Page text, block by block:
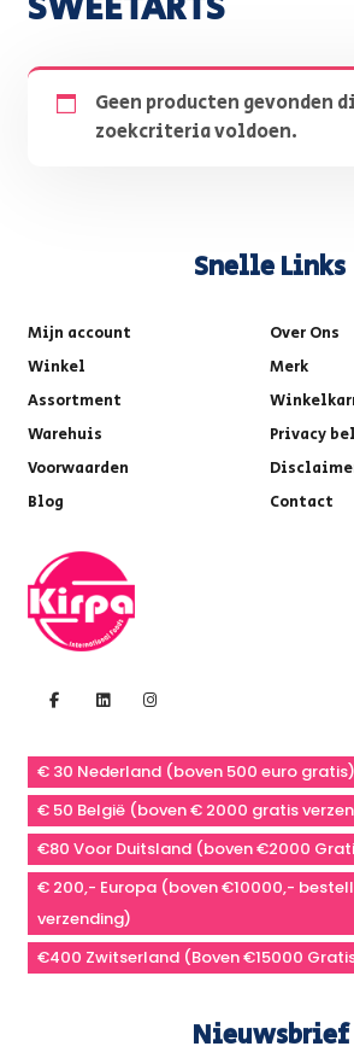
Geen producten gevonden
zoekcriteria voldoen.
Snelle Links
Mijn account
Over Ons
Winkel
Merk
Assortment
Warehuis
Privacy
Voorwaarden
Blog
Contact
€ 30 Nederland (boven 500 euro gratis)
€ 50 België (boven € 2000 gratis
€80 Voor Duitsland (boven €2000
€ 200,- Europa (boven €10000,-
verzending)
€400 Zwitserland (Boven €15000
Nieuwsbrief